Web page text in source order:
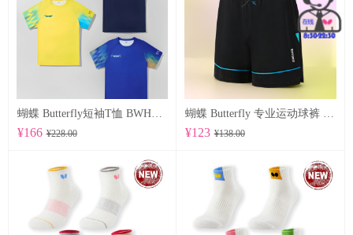
蝴蝶 Butterfly短袖T恤 BWH850
¥166 ¥228.00 ¥123 ¥138.00